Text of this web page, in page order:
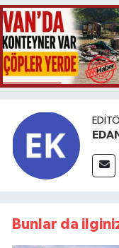
Bunlar da